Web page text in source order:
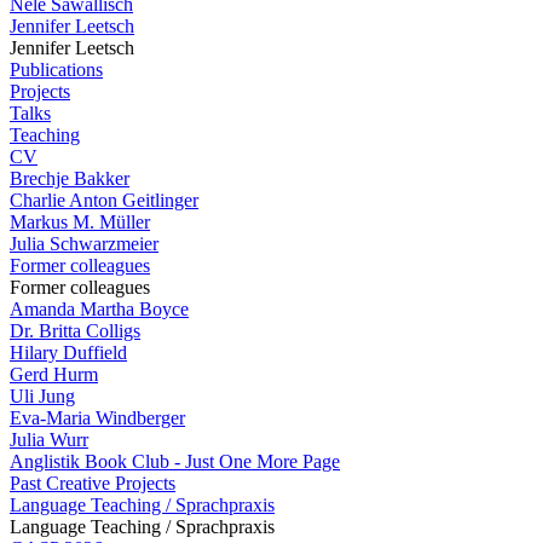
Nele Sawallisch
Jennifer Leetsch
Jennifer Leetsch
Publications
Projects
Talks
Teaching
CV
Brechje Bakker
Charlie Anton Geitlinger
Markus M. Müller
Julia Schwarzmeier
Former colleagues
Former colleagues
Amanda Martha Boyce
Dr. Britta Colligs
Hilary Duffield
Gerd Hurm
Uli Jung
Eva-Maria Windberger
Julia Wurr
Anglistik Book Club - Just One More Page
Past Creative Projects
Language Teaching / Sprachpraxis
Language Teaching / Sprachpraxis